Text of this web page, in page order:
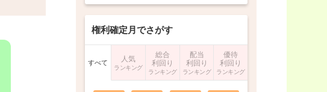
権利確定月でさがす
すべて 人気
ランキング
総合
利回り
ランキング
配当
利回り
ランキング
優待
利回り
ランキング